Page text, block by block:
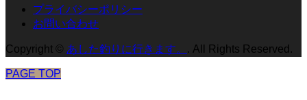
プライバシーポリシー
お問い合わせ
Copyright © あした釣りに行きます。 . All Rights Reserved.
PAGE TOP